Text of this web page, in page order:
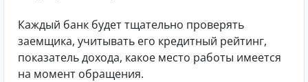
Каждый банк будет тщательно проверять
заемщика, учитывать его кредитный рейтинг,
показатель дохода, какое место работы имеется
на момент обращения.